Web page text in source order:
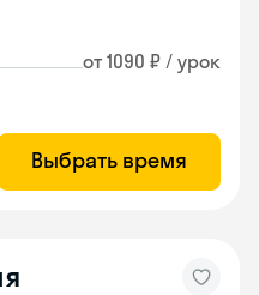
от 1090 ₽ / урок
Выбрать время